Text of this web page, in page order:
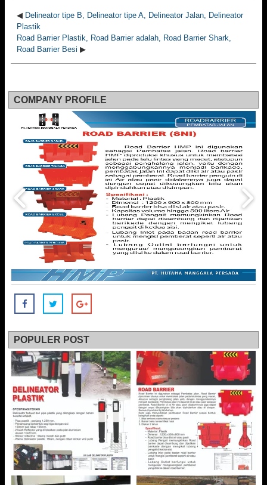
◀ Delineator tipe B, Delineator tipe A, Delineator Jalan, Delineator
Plastik
Road Barrier Plastik, Road Barrier adalah, Road Barrier Shark,
Road Barrier Besi ▶
COMPANY PROFILE
POPULER POST